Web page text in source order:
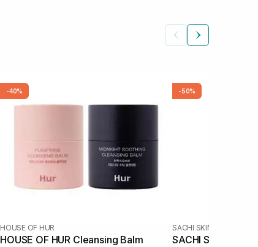
-40%
HOUSE OF HUR
HOUSE OF HUR Cleansing Balm
-50%
SACHI SKIN
SACHI SKIN